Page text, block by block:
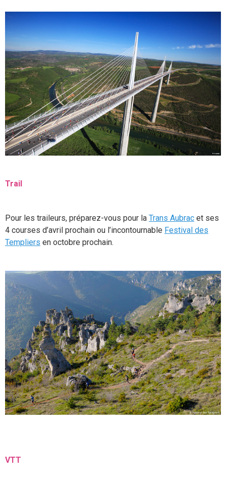
Trail
Pour les traileurs, préparez-vous pour la Trans Aubrac et ses
4 courses d’avril prochain ou l’incontournable Festival des
Templiers en octobre prochain.
VTT